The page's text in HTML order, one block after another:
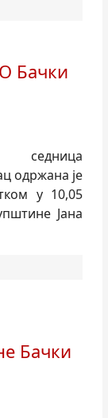
Бачки
одржана је
у 10,05
Јана
Бачки